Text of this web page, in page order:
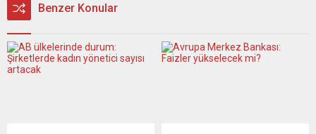
Benzer Konular